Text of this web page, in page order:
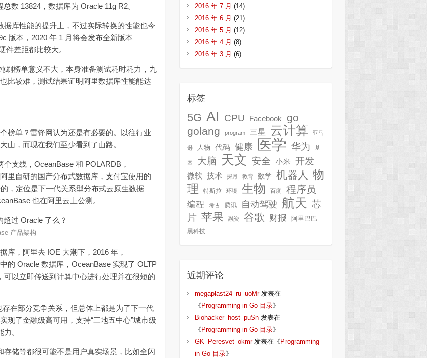
数 13824，数据库为 Oracle 11g R2。
库性能的提升上，不过实际转换的性能也今
版本，2020 年 1 月将会发布全新版本
件差距都比较大。
榜单意义不大，本身准备测试耗时耗力，九
比较难，测试结果证明阿里数据库性能能达
单？雷锋网认为还是有必要的。以往行业
山，而现在我们至少看到了山路。
支线，OceanBase 和 POLARDB，
里自研的国产分布式数据库，支付宝使用的
，定位是下一代关系型分布式云原生数据
也在阿里云上公测。
产品架构
，阿里去 IOE 大潮下，2016 年，
的 Oracle 数据库，OceanBase 实现了 OLTP
以立即传送到计算中心进行处理并在很短的
部分竞争关系，但总体上都是为了下一代
现了金融级高可用，支持“三地五中心”城市级
。
储等都很可能不是用户真实场景，比如全闪
2016 年 7 月 (14)
2016 年 6 月 (21)
2016 年 5 月 (12)
2016 年 4 月 (8)
2016 年 3 月 (6)
标签
5G AI CPU Facebook
go
golang
program 三星 云计算 亚马
逊 人物 代码 健康 医学 华为 基
因 大脑 天文 安全 小米 开发
微软 技术 探月 教育 数学 机器人 物
理
特斯拉 环境 生物 百度 程序员
编程 考古 腾讯 自动驾驶 航天 芯
片 苹果 融资 谷歌 财报 阿里巴巴
黑科技
近期评论
megaplast24_ru_uoMr发表在
《 Programming in Go 目录》
Biohacker_host_puSn发表在
《 Programming in Go 目录》
GK_Peresvet_okmr发表在《 Programming
in Go 目录》